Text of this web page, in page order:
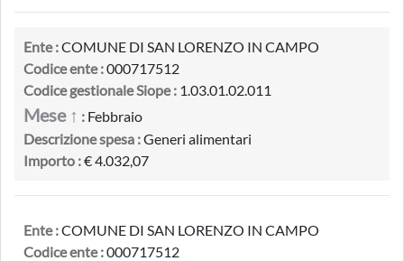
Ente :COMUNE DI SAN LORENZO IN CAMPO
Codice ente :000717512
Codice gestionale Siope : 1.03.01.02.011
Mese ↑ : Febbraio
Descrizione spesa :Generi alimentari
Importo :€ 4.032,07
Ente :COMUNE DI SAN LORENZO IN CAMPO
Codice ente :000717512